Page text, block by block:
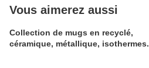
Vous aimerez aussi
Collection de mugs en recyclé,
céramique, métallique, isothermes.